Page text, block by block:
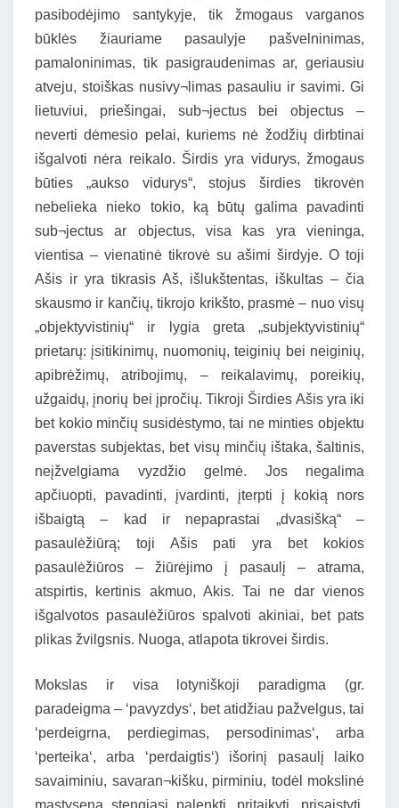
pasibodėjimo santykyje, tik žmogaus varganos
būklės žiauriame pasaulyje pašvelninimas,
pamaloninimas, tik pasigraudenimas ar, geriausiu
atveju, stoiškas nusivy¬limas pasauliu ir savimi. Gi
lietuviui, priešingai, sub¬jectus bei objectus –
neverti dėmesio pelai, kuriems nė žodžių dirbtinai
išgalvoti nėra reikalo. Širdis yra vidurys, žmogaus
būties „aukso vidurys“, stojus širdies tikrovėn
nebelieka nieko tokio, ką būtų galima pavadinti
sub¬jectus ar objectus, visa kas yra vieninga,
vientisa – vienatinė tikrovė su ašimi širdyje. O toji
Ašis ir yra tikrasis Aš, išlukštentas, iškultas – čia
skausmo ir kančių, tikrojo krikšto, prasmė – nuo visų
„objektyvistinių“ ir lygia greta „subjektyvistinių“
prietarų: įsitikinimų, nuomonių, teiginių bei neiginių,
apibrėžimų, atribojimų, – reikalavimų, poreikių,
užgaidų, įnorių bei įpročių. Tikroji Širdies Ašis yra iki
bet kokio minčių susidėstymo, tai ne minties objektu
paverstas subjektas, bet visų minčių ištaka, šaltinis,
neįžvelgiama vyzdžio gelmė. Jos negalima
apčiuopti, pavadinti, įvardinti, įterpti į kokią nors
išbaigtą – kad ir nepaprastai „dvasišką“ –
pasaulėžiūrą; toji Ašis pati yra bet kokios
pasaulėžiūros – žiūrėjimo į pasaulį – atrama,
atspirtis, kertinis akmuo, Akis. Tai ne dar vienos
išgalvotos pasaulėžiūros spalvoti akiniai, bet pats
plikas žvilgsnis. Nuoga, atlapota tikrovei širdis.
Mokslas ir visa lotyniškoji paradigma (gr.
paradeigma – ‘pavyzdys‘, bet atidžiau pažvelgus, tai
‘perdeigrna, perdiegimas, persodinimas‘, arba
‘perteika‘, arba ‘perdaigtis‘) išorinį pasaulį laiko
savaiminiu, savaran¬kišku, pirminiu, todėl mokslinė